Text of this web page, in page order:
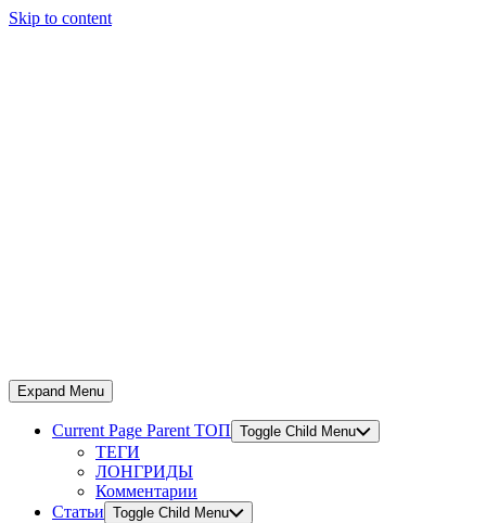
Skip to content
Expand Menu
Current Page Parent ТОП Toggle Child Menu
ТЕГИ
ЛОНГРИДЫ
Комментарии
Статьи Toggle Child Menu